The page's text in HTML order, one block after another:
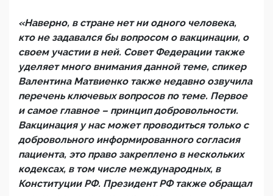
«Наверно, в стране нет ни одного человека,
кто не задавался бы вопросом о вакцинации, о
своем участии в ней. Совет Федерации также
уделяет много внимания данной теме, спикер
Валентина Матвиенко также недавно озвучила
перечень ключевых вопросов по теме. Первое
и самое главное – принцип добровольности.
Вакцинация у нас может проводиться только с
добровольного информированного согласия
пациента, это право закреплено в нескольких
кодексах, в том числе международных, в
Конституции РФ. Президент РФ также обращал